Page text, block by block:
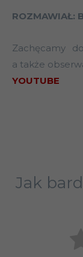
ROZMAWIAŁ:
Zachęcamy
a także
YOUTUBE
Jak